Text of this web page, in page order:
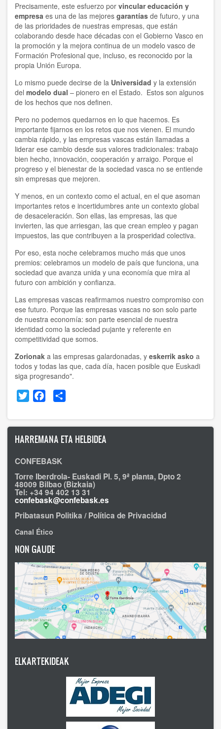
Precisamente, este esfuerzo por vincular educación y
empresa es una de las mejores garantías de futuro, y una
de las prioridades de nuestras empresas, que están
colaborando desde hace décadas con el Gobierno Vasco en
la promoción y la mejora continua de un modelo vasco de
Formación Profesional que, incluso, es reconocido por la
propia Unión Europa.
Lo mismo puede decirse de la Universidad y la extensión
del modelo dual – pionero en el Estado. Estos son algunos
de los hechos que nos definen.
Pero no podemos quedarnos en lo que hacemos. Es
importante fijarnos en los retos que nos vienen. El mundo
cambia rápido, y las empresas vascas están llamadas a
liderar ese cambio desde sus valores tradicionales: trabajo
bien hecho, innovación, cooperación y arraigo. Porque el
progreso y el bienestar de la sociedad vasca no se entiende
sin empresas que mejoren.
Y menos, en un contexto como el actual, en el que asoman
importantes retos e incertidumbres ante un contexto global
de desaceleración. Son ellas, las empresas, las que
invierten, las que arriesgan, las que crean empleo y pagan
impuestos, las que contribuyen a la prosperidad colectiva.
Por eso, esta noche celebramos mucho más que unos
premios: celebramos un modelo de país que funciona, una
sociedad que avanza unida y una economía que mira al
futuro con ambición y confianza.
Las empresas vascas reafirmamos nuestro compromiso con
ese futuro. Porque las empresas vascas no son solo parte
de nuestra economía: son parte esencial de nuestra
identidad como la sociedad pujante y referente en
competitividad que somos.
Zorionak a las empresas galardonadas, y eskerrik asko a
todos y todas las que, cada día, hacen posible que Euskadi
siga progresando".
Twitter Facebook
HARREMANA ETA HELBIDEA
CONFEBASK
Torre Iberdrola- Euskadi Pl. 5, 9ª planta, Dpto 2
48009 Bilbao (Bizkaia)
Tel: +34 94 402 13 31
confebask@confebask.es
Pribatasun Politika / Política de Privacidad
Canal Ético
NON GAUDE
ELKARTEKIDEAK